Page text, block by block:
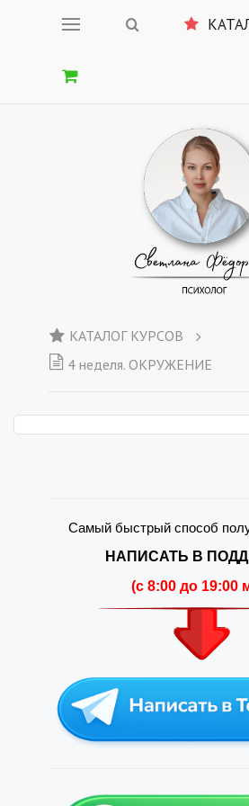
КАТАЛОГ КУРСОВ
4 неделя. ОКРУЖЕНИЕ
Самый быстрый способ
НАПИСАТЬ В
(c 8:00 до 19:00